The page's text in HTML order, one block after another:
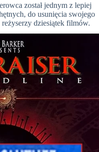
został jednym z lepiej
do usunięcia swojego
dziesiątek filmów.